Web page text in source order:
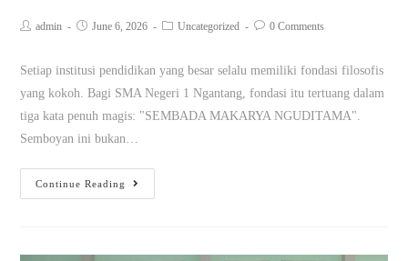
admin June 6, 2026 Uncategorized 0 Comments
Setiap institusi pendidikan yang besar selalu memiliki fondasi filosofis
yang kokoh. Bagi SMA Negeri 1 Ngantang, fondasi itu tertuang dalam
tiga kata penuh magis: "SEMBADA MAKARYA NGUDITAMA".
Semboyan ini bukan…
Continue Reading